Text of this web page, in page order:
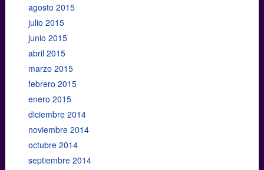
agosto 2015
julio 2015
junio 2015
abril 2015
marzo 2015
febrero 2015
enero 2015
diciembre 2014
noviembre 2014
octubre 2014
septiembre 2014